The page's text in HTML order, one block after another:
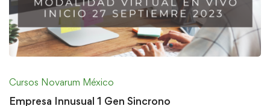
Cursos Novarum México
Empresa Innusual 1 Gen Sincrono